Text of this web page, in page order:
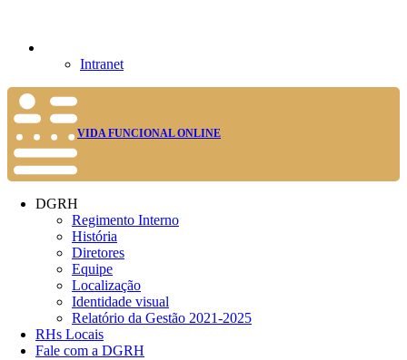
Intranet
VIDA FUNCIONAL ONLINE
DGRH
Regimento Interno
História
Diretores
Equipe
Localização
Identidade visual
Relatório da Gestão 2021-2025
RHs Locais
Fale com a DGRH